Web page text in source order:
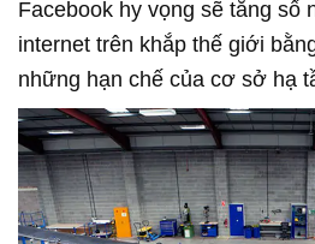
Facebook hy vọng sẽ tăng số
internet trên khắp thế giới
những hạn chế của cơ sở hạ